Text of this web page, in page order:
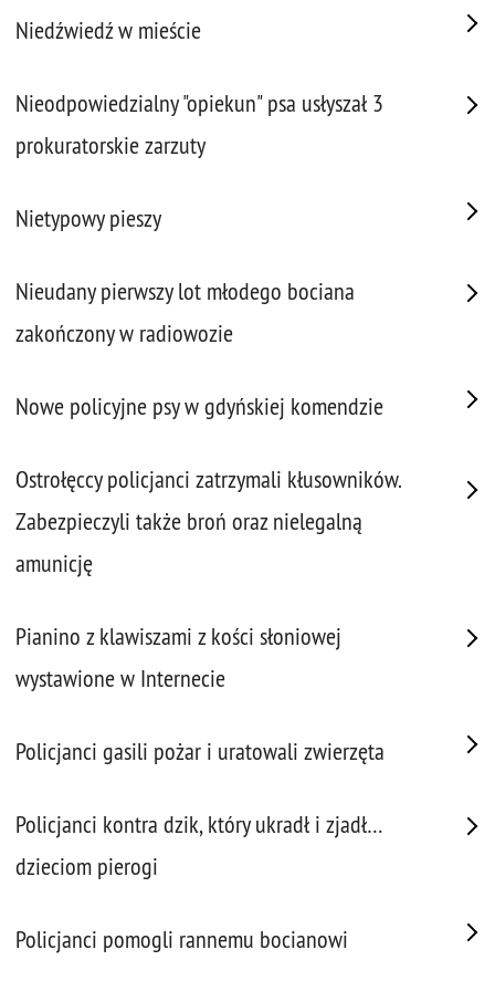
Niedźwiedź w mieście
Nieodpowiedzialny "opiekun" psa usłyszał 3
prokuratorskie zarzuty
Nietypowy pieszy
Nieudany pierwszy lot młodego bociana
zakończony w radiowozie
Nowe policyjne psy w gdyńskiej komendzie
Ostrołęccy policjanci zatrzymali kłusowników.
Zabezpieczyli także broń oraz nielegalną
amunicję
Pianino z klawiszami z kości słoniowej
wystawione w Internecie
Policjanci gasili pożar i uratowali zwierzęta
Policjanci kontra dzik, który ukradł i zjadł…
dzieciom pierogi
Policjanci pomogli rannemu bocianowi